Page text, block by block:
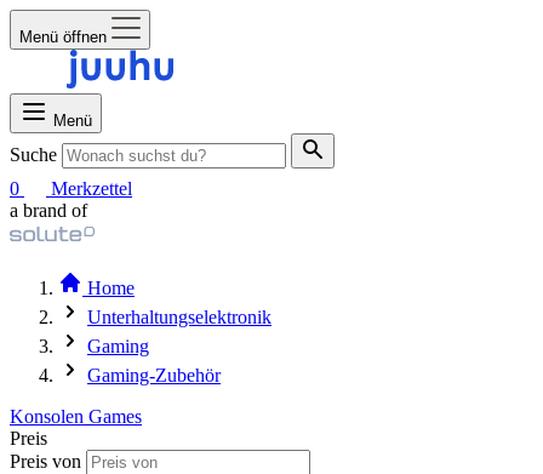
Menü öffnen
Menü
Suche
0
Merkzettel
a brand of
Home
Unterhaltungselektronik
Gaming
Gaming-Zubehör
Konsolen Games
Preis
Preis von